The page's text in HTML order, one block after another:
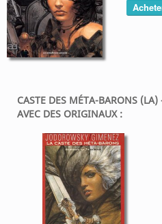
CASTE DES MÉTA-BARONS (LA)
AVEC DES ORIGINAUX :